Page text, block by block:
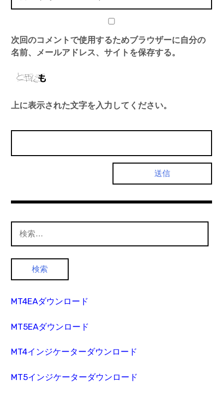
次回のコメントで使用するためブラウザーに自分の
名前、メールアドレス、サイトを保存する。
上に表示された文字を入力してください。
索:
MT4EAダウンロード
MT5EAダウンロード
MT4インジケーターダウンロード
MT5インジケーターダウンロード